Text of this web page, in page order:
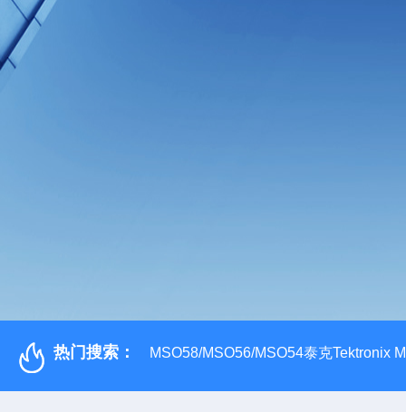
热门搜索： MSO58/MSO56/MSO54泰克Tektronix